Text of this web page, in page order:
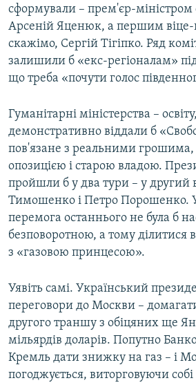
сформували – прем'єр-міністром
Арсеній Яценюк, а першим
скажімо, Сергій Тігіпко. Ряд
залишили б «екс-регіоналам»
що треба «почути голос
Гуманітарні міністерства –
демонстративно віддали б
пов'язане з реальними грошима,
опозицією і старою владою.
пройшли б у два тури – у
Тимошенко і Петро Порошенко.
перемога останнього не була б
безповоротною, а тому ділитися
з «газовою принцесою».
Уявіть самі. Український
переговори до Москви –
другого траншу з обіцяних ще
мільярдів доларів. Попутно
Кремль дати знижку на газ – і
погоджується, виторговуючи